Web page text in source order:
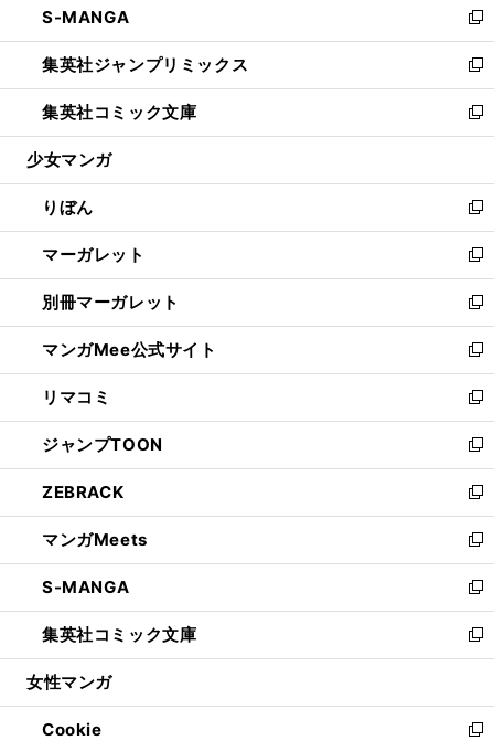
く
で
開
く
ド
ウ
で
開
く
ィ
ン
ド
ウ
で
開
い
ウ
ィ
ン
ド
ウ
開
く
S-MANGA
新
し
い
ウ
ィ
ン
ウ
で
開
く
集英社ジャンプリミックス
新
し
い
ウ
ン
ド
ウ
で
開
く
集英社コミック文庫
新
し
ウ
ィ
ン
ド
ウ
で
開
く
少女マンガ
りぼん
新
し
い
ウ
ィ
ン
ド
ウ
で
開
く
マーガレット
新
し
い
ウ
ィ
ン
ド
ウ
で
開
く
別冊マーガレット
新
し
い
ウ
ィ
ン
ド
ウ
で
開
く
マンガMee公式サイト
新
し
い
ウ
ィ
ン
ド
ウ
で
開
く
リマコミ
新
し
い
ウ
ィ
ン
ド
ウ
で
開
く
ジャンプTOON
新
し
い
ウ
ィ
ン
ド
ウ
で
開
ZEBRACK
新
し
い
ウ
ィ
ン
ド
ウ
開
く
マンガMeets
新
し
い
ウ
ィ
ン
ウ
で
S-MANGA
新
し
い
ウ
ン
ド
集英社コミック文庫
新
し
ウ
ィ
女性マンガ
Cookie
新